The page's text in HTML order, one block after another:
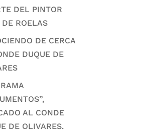
DEL PINTOR
ROELAS
DE CERCA
DUQUE DE
AL CONDE
DE OLIVARES.